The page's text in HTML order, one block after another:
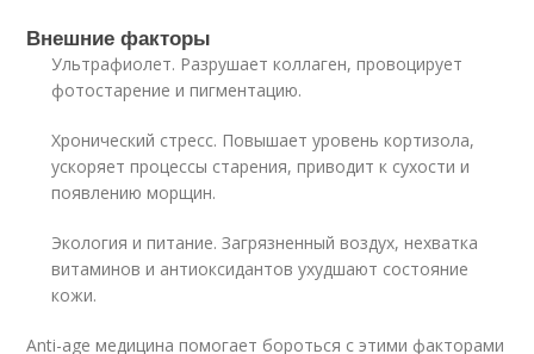
Внешние факторы
Ультрафиолет. Разрушает коллаген, провоцирует
фотостарение и пигментацию.
Хронический стресс. Повышает уровень кортизола,
ускоряет процессы старения, приводит к сухости и
появлению морщин.
Экология и питание. Загрязненный воздух, нехватка
витаминов и антиоксидантов ухудшают состояние
кожи.
Anti-age медицина помогает бороться с этими факторами